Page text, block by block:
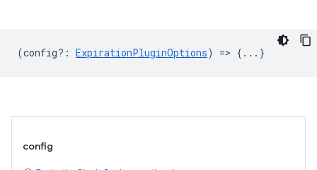
(config? : ExpirationPluginOptions) => {...}
config